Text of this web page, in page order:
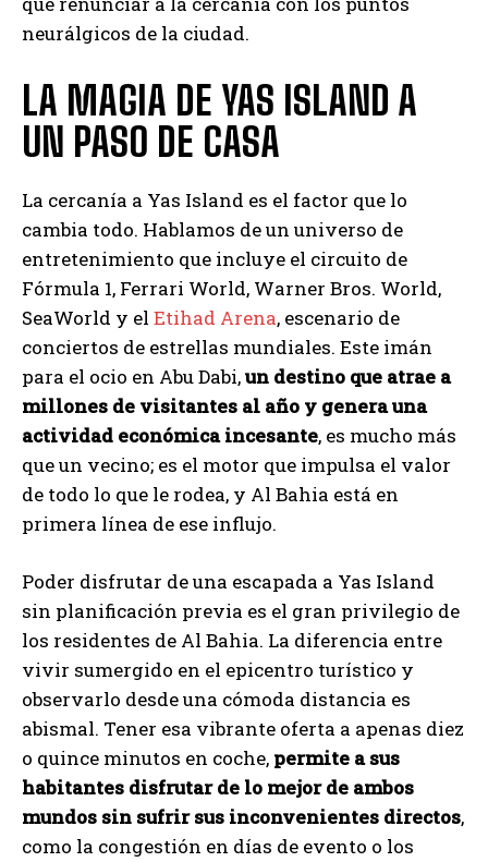
neurálgicos de la ciudad.
LA MAGIA DE YAS ISLAND A
UN PASO DE CASA
La cercanía a Yas Island es el factor que lo
cambia todo. Hablamos de un universo de
entretenimiento que incluye el circuito de
Fórmula 1, Ferrari World, Warner Bros. World,
SeaWorld y el Etihad Arena, escenario de
conciertos de estrellas mundiales. Este imán
para el ocio en Abu Dabi,un destino que atrae a
millones de visitantes al año y genera una
actividad económica incesante, es mucho más
que un vecino; es el motor que impulsa el valor
de todo lo que le rodea, y Al Bahia está en
primera línea de ese influjo.
Poder disfrutar de una escapada a Yas Island
sin planificación previa es el gran privilegio de
los residentes de Al Bahia. La diferencia entre
vivir sumergido en el epicentro turístico y
observarlo desde una cómoda distancia es
abismal. Tener esa vibrante oferta a apenas diez
o quince minutos en coche, permite a sus
habitantes disfrutar de lo mejor de ambos
mundos sin sufrir sus inconvenientes directos,
como la congestión en días de evento o los